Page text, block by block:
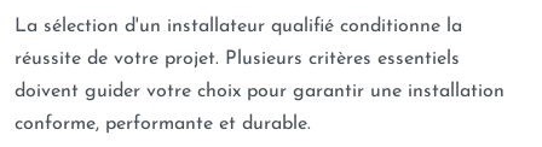
La sélection d'un installateur qualifié conditionne la
réussite de votre projet. Plusieurs critères essentiels
doivent guider votre choix pour garantir une installation
conforme, performante et durable.